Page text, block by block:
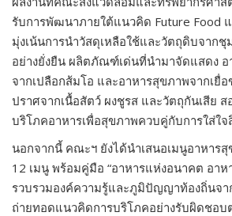
รับการพัฒนาภายใต้แนวคิด Future Food แ
มุ่งเน้นการนำวัสดุเหลือใช้และวัตถุดิบจาก
อย่างยั่งยืน ผลิตภัณฑ์เด่นที่นำมาจัดแสดง
จากเปลือกส้มโอ และอาหารสุขภาพจากเยื่
ปราศจากเนื้อสัตว์ ผงชูรส และวัตถุกันเสีย
บริโภคอาหารเพื่อสุขภาพควบคู่กับการใส่ใจ
นอกจากนี้ คณะฯ ยังได้นำเสนอเมนูอาหาร
12 เมนู พร้อมคู่มือ “อาหารแห่งอนาคต อาห
รวบรวมองค์ความรู้และภูมิปัญญาท้องถิ่นจ
ถ่ายทอดแนวคิดการบริโภคอย่างรับผิดชอบ